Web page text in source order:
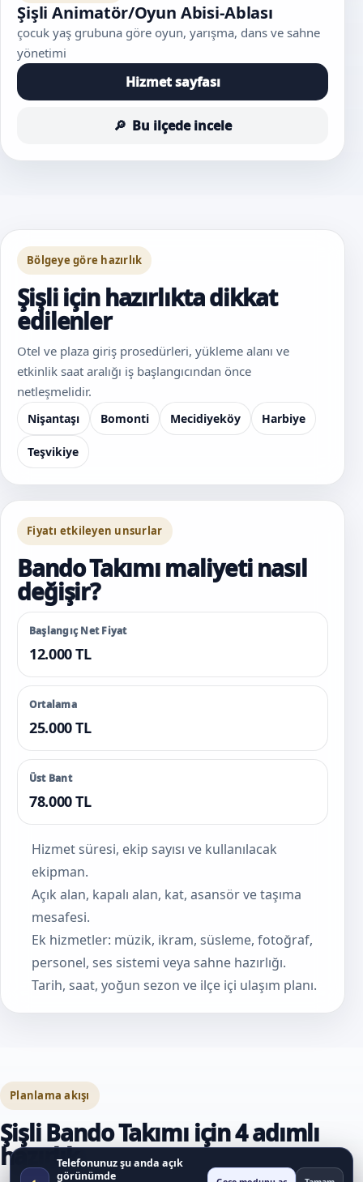
Şişli Animatör/Oyun Abisi-Ablası
çocuk yaş grubuna göre oyun, yarışma, dans ve sahne
yönetimi
Hizmet sayfası
Bu ilçede incele
Bölgeye göre hazırlık
Şişli için hazırlıkta dikkat
edilenler
Otel ve plaza giriş prosedürleri, yükleme alanı ve
etkinlik saat aralığı iş başlangıcından önce
netleşmelidir.
Nişantaşı Bomonti Mecidiyeköy Harbiye
Teşvikiye
Fiyatı etkileyen unsurlar
Bando Takımı maliyeti nasıl
değişir?
Başlangıç Net Fiyat
12.000 TL
Ortalama
25.000 TL
Üst Bant
78.000 TL
Hizmet süresi, ekip sayısı ve kullanılacak
ekipman.
Açık alan, kapalı alan, kat, asansör ve taşıma
mesafesi.
Ek hizmetler: müzik, ikram, süsleme, fotoğraf,
personel, ses sistemi veya sahne hazırlığı.
Tarih, saat, yoğun sezon ve ilçe içi ulaşım planı.
Planlama akışı
Şişli Bando Takımı için 4 adımlı
hazırlıkTelefonunuz şu anda açık
görünümde